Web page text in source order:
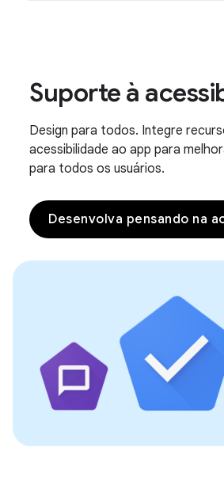
Suporte à
Design para todos. Integre
acessibilidade ao app para
para todos os usuários.
Desenvolva pensando na